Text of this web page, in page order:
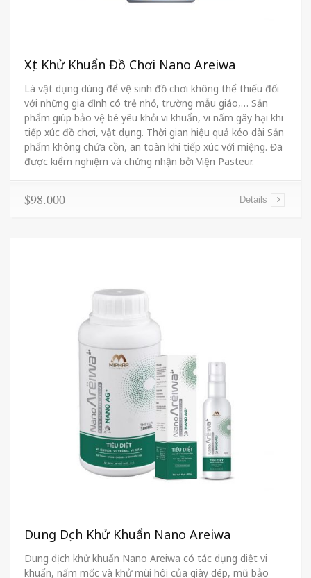
Xịt Khử Khuẩn Đồ Chơi Nano Areiwa
Là vật dụng dùng để vệ sinh đồ chơi không thể thiếu đối
với những gia đình có trẻ nhỏ, trường mẫu giáo,… Sản
phẩm giúp bảo vệ bé yêu khỏi vi khuẩn, vi nấm gây hại khi
tiếp xúc đồ chơi, vật dụng. Thời gian hiệu quả kéo dài Sản
phẩm không chứa cồn, an toàn khi tiếp xúc với miệng. Đã
được kiểm nghiệm và chứng nhận bởi Viện Pasteur.
$98.000 Details
Dung Dịch Khử Khuẩn Nano Areiwa
Dung dịch khử khuẩn Nano Areiwa có tác dụng diệt vi
khuẩn, nấm mốc và khử mùi hôi của giày dép, mũ bảo